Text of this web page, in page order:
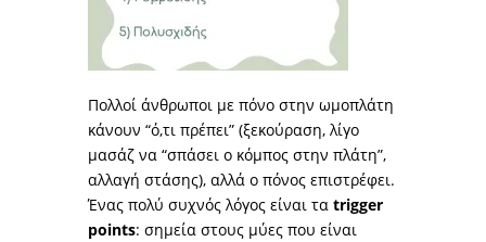
Πολλοί άνθρωποι με πόνο στην ωμοπλάτη
κάνουν “ό,τι πρέπει” (ξεκούραση, λίγο
μασάζ να “σπάσει ο κόμπος στην πλάτη”,
αλλαγή στάσης), αλλά ο πόνος επιστρέφει.
Ένας πολύ συχνός λόγος είναι τα trigger
points: σημεία στους μύες που είναι